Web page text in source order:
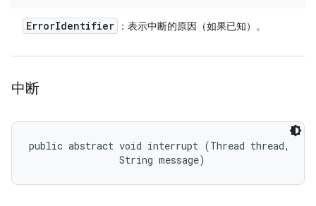
ErrorIdentifier ：表示中断的原因（如果已知）。
中断
public abstract void interrupt (Thread thread,
                String message)